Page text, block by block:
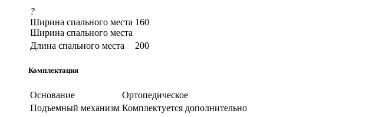
?
Ширина спального места
Ширина спального места
160
Длина спального места 200
Комплектация
Основание
Ортопедическое
Подъемный механизм Комплектуется дополнительно